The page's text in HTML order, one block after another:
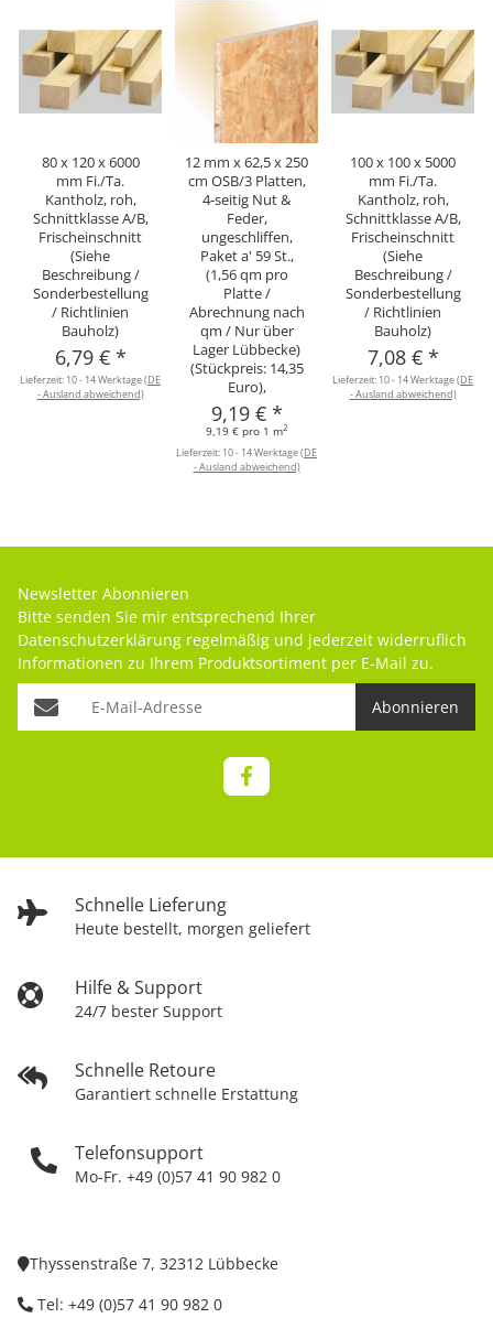
80 x 120 x 6000
mm Fi./Ta.
Kantholz, roh,
Schnittklasse A/B,
Frischeinschnitt
(Siehe
Beschreibung /
Sonderbestellung
/ Richtlinien
Bauholz)
6,79 € *
Lieferzeit: 10 - 14 Werktage(DE
- Ausland abweichend)
12 mm x 62,5 x 250
cm OSB/3 Platten,
4-seitig Nut &
Feder,
ungeschliffen,
Paket a' 59 St.,
(1,56 qm pro
Platte /
Abrechnung nach
qm / Nur über
Lager Lübbecke)
(Stückpreis: 14,35
Euro),
9,19 € *
9,19 € pro 1 m2
Lieferzeit: 10 - 14 Werktage(DE
- Ausland abweichend)
100 x 100 x 5000
mm Fi./Ta.
Kantholz, roh,
Schnittklasse A/B,
Frischeinschnitt
(Siehe
Beschreibung /
Sonderbestellung
/ Richtlinien
Bauholz)
7,08 € *
Lieferzeit: 10 - 14 Werktage(DE
- Ausland abweichend)
Schnelle Lieferung
Heute bestellt, morgen geliefert
Hilfe & Support
24/7 bester Support
Schnelle Retoure
Garantiert schnelle Erstattung
Telefonsupport
Mo-Fr. +49 (0)57 41 90 982 0
Newsletter Abonnieren
Bitte senden Sie mir entsprechend Ihrer
Datenschutzerklärung regelmäßig und jederzeit widerruflich
Informationen zu Ihrem Produktsortiment per E-Mail zu.
Abonnieren
Thyssenstraße 7, 32312 Lübbecke
Tel: +49 (0)57 41 90 982 0